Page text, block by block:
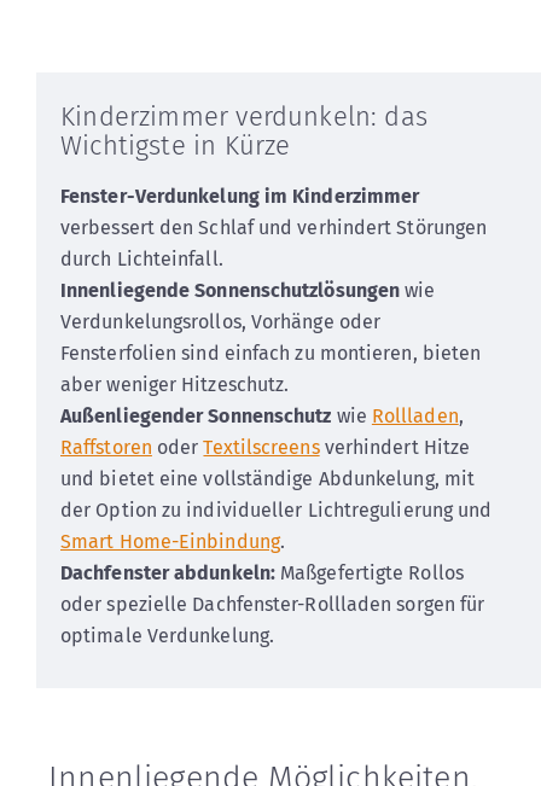
Kinderzimmer verdunkeln: das
Wichtigste in Kürze
Fenster-Verdunkelung im Kinderzimmer
verbessert den Schlaf und verhindert Störungen
durch Lichteinfall.
Innenliegende Sonnenschutzlösungen wie
Verdunkelungsrollos, Vorhänge oder
Fensterfolien sind einfach zu montieren, bieten
aber weniger Hitzeschutz.
Außenliegender Sonnenschutz wie Rollladen,
Raffstoren oderTextilscreensverhindert Hitze
und bietet eine vollständige Abdunkelung, mit
der Option zu individueller Lichtregulierung und
Smart Home-Einbindung.
Dachfenster abdunkeln:Maßgefertigte Rollos
oder spezielle Dachfenster-Rollladen sorgen für
optimale Verdunkelung.
Innenliegende Möglichkeiten,